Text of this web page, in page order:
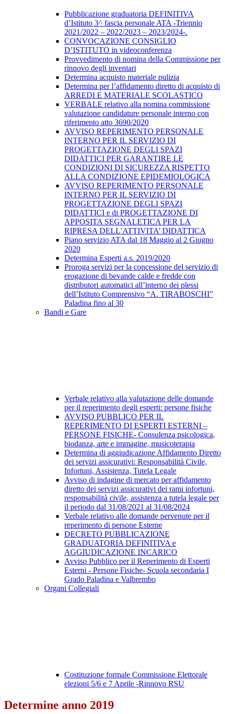
Pubblicazione graduatoria DEFINITIVA
d’Istituto 3^ fascia personale ATA -Triennio
2021/2022 – 2022/2023 – 2023/2024-.
CONVOCAZIONE CONSIGLIO
D’ISTITUTO in videoconferenza
Provvedimento di nomina della Commissione per
rinnovo degli inventari
Determina acquisto materiale pulizia
Determina per l’affidamento diretto di acquisto di
ARREDI E MATERIALE SCOLASTICO
VERBALE relativo alla nomina commissione
valutazione candidature personale interno con
riferimento atto 3690/2020
AVVISO REPERIMENTO PERSONALE
INTERNO PER IL SERVIZIO DI
PROGETTAZIONE DEGLI SPAZI
DIDATTICI PER GARANTIRE LE
CONDIZIONI DI SICUREZZA RISPETTO
ALLA CONDIZIONE EPIDEMIOLOGICA
AVVISO REPERIMENTO PERSONALE
INTERNO PER IL SERVIZIO DI
PROGETTAZIONE DEGLI SPAZI
DIDATTICI e di PROGETTAZIONE DI
APPOSITA SEGNALETICA PER LA
RIPRESA DELL’ATTIVITA’ DIDATTICA
Piano servizio ATA dal 18 Maggio al 2 Giugno
2020
Determina Esperti a.s. 2019/2020
Proroga servizi per la concessione del servizio di
erogazione di bevande calde e fredde con
distributori automatici all’interno dei plessi
dell’Istituto Comprensivo “A. TIRABOSCHI”
Paladina fino al 30
Bandi e Gare
Verbale relativo alla valutazione delle domande
per il reperimento degli esperti: persone fisiche
AVVISO PUBBLICO PER IL
REPERIMENTO DI ESPERTI ESTERNI –
PERSONE FISICHE- Consulenza psicologica,
biodanza, arte e immagine, musicoterapia
Determina di aggiudicazione Affidamento Diretto
dei servizi assicurativi: Responsabilità Civile,
Infortuni, Assistenza, Tutela Legale
Avviso di indagine di mercato per affidamento
diretto dei servizi assicurativi dei rami infortuni,
responsabilità civile, assistenza a tutela legale per
il periodo dal 31/08/2021 al 31/08/2024
Verbale relativo alle domande pervenute per il
reperimento di persone Esterne
DECRETO PUBBLICAZIONE
GRADUATORIA DEFINITIVA e
AGGIUDICAZIONE INCARICO
Avviso Pubblico per il Reperimento di Esperti
Esterni - Persone Fisiche- Scuola secondaria I
Grado Paladina e Valbrembo
Organi Collegiali
Costituzione formale Commissione Elettorale
elezioni 5/6 e 7 Aprile -Rinnovo RSU
Determine anno 2019